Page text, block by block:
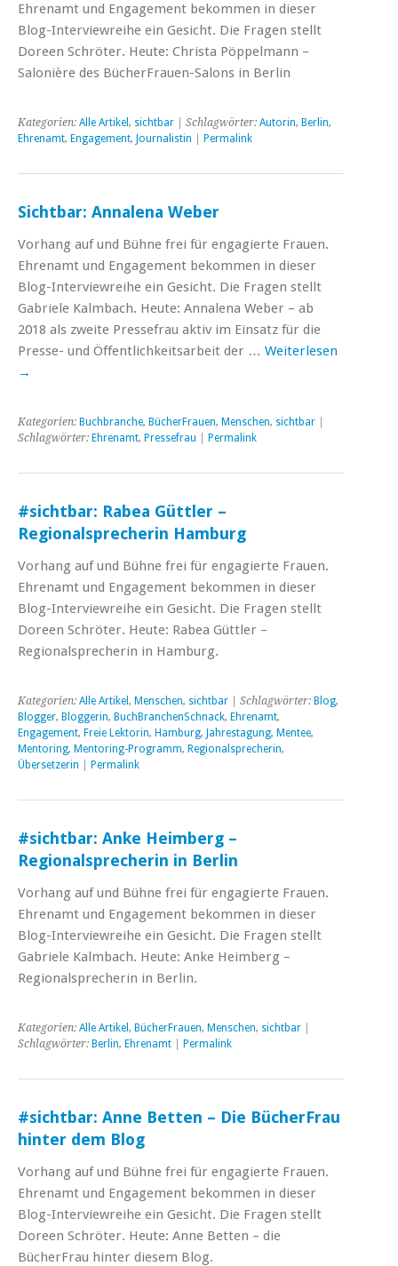
Ehrenamt und Engagement bekommen in dieser
Blog-Interviewreihe ein Gesicht. Die Fragen stellt
Doreen Schröter. Heute: Christa Pöppelmann –
Salonière des BücherFrauen-Salons in Berlin
Kategorien: Alle Artikel , sichtbar | Schlagwörter: Autorin, Berlin,
Ehrenamt, Engagement, Journalistin Permalink
Sichtbar: Annalena Weber
Vorhang auf und Bühne frei für engagierte Frauen.
Ehrenamt und Engagement bekommen in dieser
Blog-Interviewreihe ein Gesicht. Die Fragen stellt
Gabriele Kalmbach. Heute: Annalena Weber – ab
2018 als zweite Pressefrau aktiv im Einsatz für die
Presse- und Öffentlichkeitsarbeit der … Weiterlesen
→
Kategorien: Buchbranche, BücherFrauen, Menschen, sichtbar
Schlagwörter: Ehrenamt, Pressefrau Permalink
#sichtbar: Rabea Güttler –
Regionalsprecherin Hamburg
Vorhang auf und Bühne frei für engagierte Frauen.
Ehrenamt und Engagement bekommen in dieser
Blog-Interviewreihe ein Gesicht. Die Fragen stellt
Doreen Schröter. Heute: Rabea Güttler –
Regionalsprecherin in Hamburg.
Kategorien: Alle Artikel , Menschen, sichtbar | Schlagwörter: Blog,
Blogger, Bloggerin, BuchBranchenSchnack, Ehrenamt,
Engagement, Freie Lektorin, Hamburg, Jahrestagung, Mentee,
Mentoring, Mentoring-Programm, Regionalsprecherin,
Übersetzerin
Permalink
#sichtbar: Anke Heimberg –
Regionalsprecherin in Berlin
Vorhang auf und Bühne frei für engagierte Frauen.
Ehrenamt und Engagement bekommen in dieser
Blog-Interviewreihe ein Gesicht. Die Fragen stellt
Gabriele Kalmbach. Heute: Anke Heimberg –
Regionalsprecherin in Berlin.
Kategorien: Alle Artikel , BücherFrauen, Menschen, sichtbar
Schlagwörter: Berlin, Ehrenamt Permalink
#sichtbar: Anne Betten – Die BücherFrau
hinter dem Blog
Vorhang auf und Bühne frei für engagierte Frauen.
Ehrenamt und Engagement bekommen in dieser
Blog-Interviewreihe ein Gesicht. Die Fragen stellt
Doreen Schröter. Heute: Anne Betten – die
BücherFrau hinter diesem Blog.